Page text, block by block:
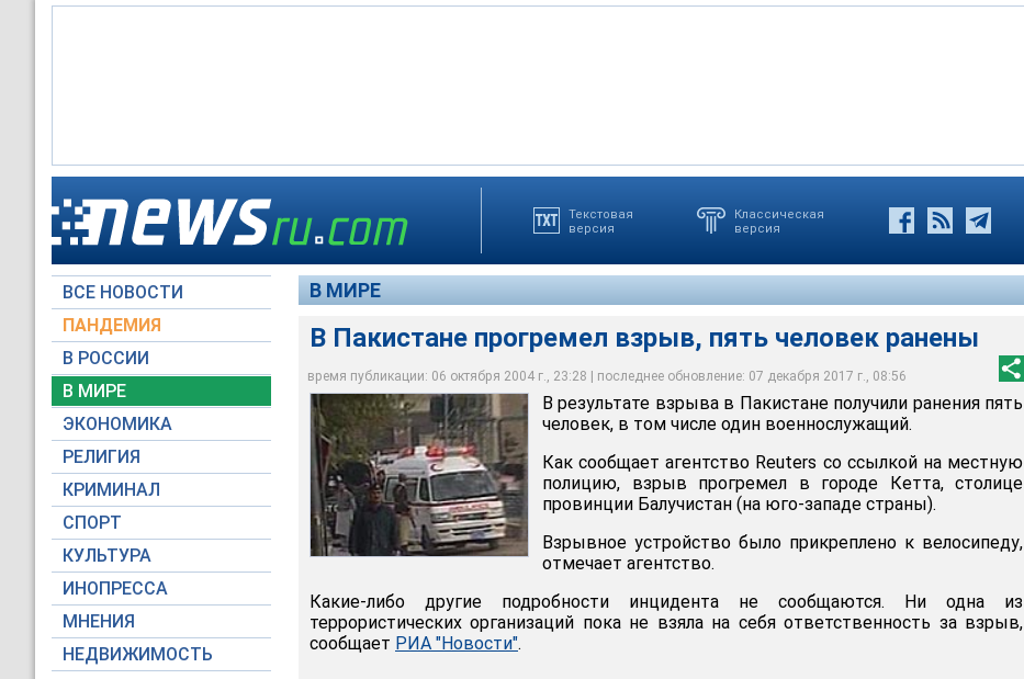
Текстовая
версия
Классическая
версия
ВСЕ НОВОСТИ
ПАНДЕМИЯ
В РОССИИ
В МИРЕ
ЭКОНОМИКА
РЕЛИГИЯ
КРИМИНАЛ
СПОРТ
КУЛЬТУРА
ИНОПРЕССА
МНЕНИЯ
НЕДВИЖИМОСТЬ
В МИРЕ
В Пакистане прогремел взрыв, пять человек ранены
время публикации: 06 октября 2004 г., 23:28 | последнее обновление: 07 декабря 2017 г., 08:56
В Пакистане прогремел взрыв, пять человек ранены
Архив NEWSru.com
В результате взрыва в Пакистане получили ранения пять
человек, в том числе один военнослужащий.
Как сообщает агентство Reuters со ссылкой на местную
полицию, взрыв прогремел в городе Кетта, столице
провинции Балучистан (на юго-западе страны).
Взрывное устройство было прикреплено к велосипеду,
отмечает агентство.
Какие-либо другие подробности инцидента не сообщаются. Ни одна из
террористических организаций пока не взяла на себя ответственность за взрыв,
сообщает РИА "Новости".